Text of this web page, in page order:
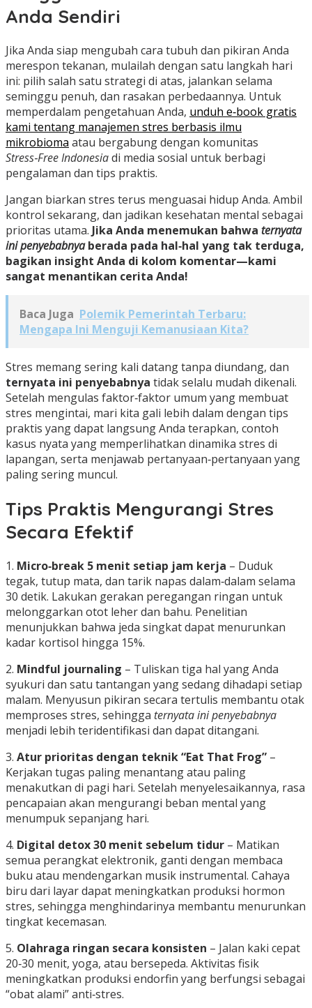
Anda Sendiri
Jika Anda siap mengubah cara tubuh dan pikiran Anda
merespon tekanan, mulailah dengan satu langkah hari
ini: pilih salah satu strategi di atas, jalankan selama
seminggu penuh, dan rasakan perbedaannya. Untuk
memperdalam pengetahuan Anda, unduh e‑book gratis
kami tentang manajemen stres berbasis ilmu
mikrobioma atau bergabung dengan komunitas
Stress‑Free Indonesiadi media sosial untuk berbagi
pengalaman dan tips praktis.
Jangan biarkan stres terus menguasai hidup Anda. Ambil
kontrol sekarang, dan jadikan kesehatan mental sebagai
prioritas utama. Jika Anda menemukan bahwa ternyata
ini penyebabnyaberada pada hal‑hal yang tak terduga,
bagikan insight Anda di kolom komentar—kami
sangat menantikan cerita Anda!
Baca Juga Polemik Pemerintah Terbaru:
Mengapa Ini Menguji Kemanusiaan Kita?
Stres memang sering kali datang tanpa diundang, dan
ternyata ini penyebabnya tidak selalu mudah dikenali.
Setelah mengulas faktor‑faktor umum yang membuat
stres mengintai, mari kita gali lebih dalam dengan tips
praktis yang dapat langsung Anda terapkan, contoh
kasus nyata yang memperlihatkan dinamika stres di
lapangan, serta menjawab pertanyaan‑pertanyaan yang
paling sering muncul.
Tips Praktis Mengurangi Stres
Secara Efektif
1. Micro‑break 5 menit setiap jam kerja – Duduk
tegak, tutup mata, dan tarik napas dalam‑dalam selama
30 detik. Lakukan gerakan peregangan ringan untuk
melonggarkan otot leher dan bahu. Penelitian
menunjukkan bahwa jeda singkat dapat menurunkan
kadar kortisol hingga 15%.
2. Mindful journaling – Tuliskan tiga hal yang Anda
syukuri dan satu tantangan yang sedang dihadapi setiap
malam. Menyusun pikiran secara tertulis membantu otak
memproses stres, sehingga ternyata ini penyebabnya
menjadi lebih teridentifikasi dan dapat ditangani.
3. Atur prioritas dengan teknik “Eat That Frog” –
Kerjakan tugas paling menantang atau paling
menakutkan di pagi hari. Setelah menyelesaikannya, rasa
pencapaian akan mengurangi beban mental yang
menumpuk sepanjang hari.
4. Digital detox 30 menit sebelum tidur – Matikan
semua perangkat elektronik, ganti dengan membaca
buku atau mendengarkan musik instrumental. Cahaya
biru dari layar dapat meningkatkan produksi hormon
stres, sehingga menghindarinya membantu menurunkan
tingkat kecemasan.
5. Olahraga ringan secara konsisten – Jalan kaki cepat
20‑30 menit, yoga, atau bersepeda. Aktivitas fisik
meningkatkan produksi endorfin yang berfungsi sebagai
“obat alami” anti‑stres.